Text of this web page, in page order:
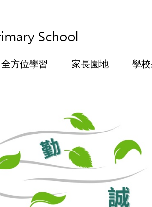
全方位學習 家長園地 學